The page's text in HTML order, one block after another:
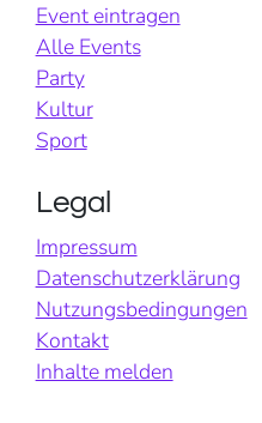
Event eintragen
Alle Events
Party
Kultur
Sport
Legal
Impressum
Datenschutzerklärung
Nutzungsbedingungen
Kontakt
Inhalte melden